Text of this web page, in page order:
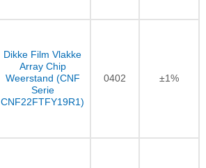
Dikke Film Vlakke
Array Chip
Weerstand (CNF
Serie
CNF22FTFY19R1)
0402 ±1%